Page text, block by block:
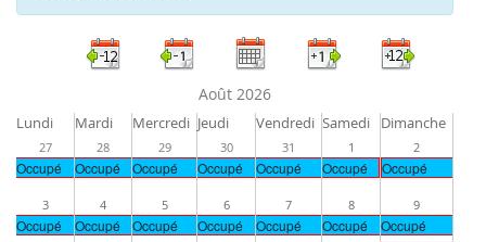
Août 2026
Lundi Mardi Mercredi Jeudi Vendredi Samedi Dimanche
27
Occupé
28
Occupé
29
Occupé
30
Occupé
31
Occupé
1
Occupé
2
Occupé
3
Occupé
4
Occupé
5
Occupé
6
Occupé
7
Occupé
8
Occupé
9
Occupé